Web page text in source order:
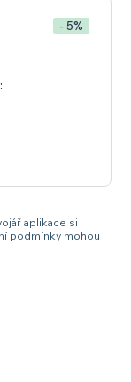
- 5%
aplikace si
podmínky mohou